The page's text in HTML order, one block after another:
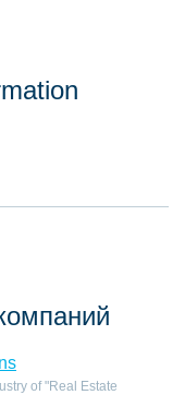
of "Real Estate